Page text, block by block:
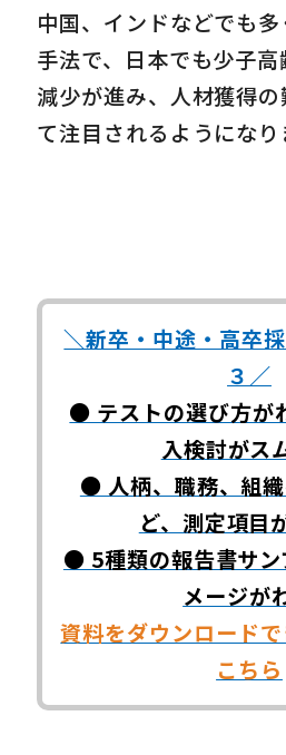
中国、インドなどでも
手法で、日本でも少子
減少が進み、人材獲得
て注目されるようになり
＼新卒・中途・高卒
３／
● テストの選び方が
入検討がス
● 人柄、職務、組
ど、測定項目
● 5種類の報告書サン
メージが
資料をダウンロード
こちら